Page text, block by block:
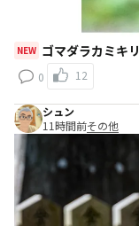
NEW ゴマダラカミキリ
0 12
シュン
11時間前その他